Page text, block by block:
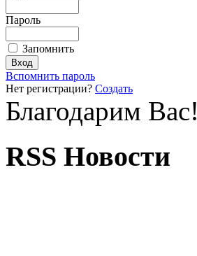
Пароль
Запомнить
Вспомнить пароль
Нет регистрации? Создать
Благодарим Вас!
RSS Новости